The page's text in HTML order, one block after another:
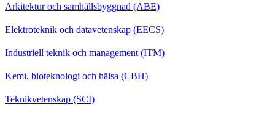
Arkitektur och samhällsbyggnad (ABE)
Elektroteknik och datavetenskap (EECS)
Industriell teknik och management (ITM)
Kemi, bioteknologi och hälsa (CBH)
Teknikvetenskap (SCI)